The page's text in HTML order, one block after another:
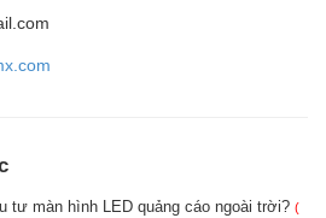
tư màn hình LED quảng cáo ngoài trời? (